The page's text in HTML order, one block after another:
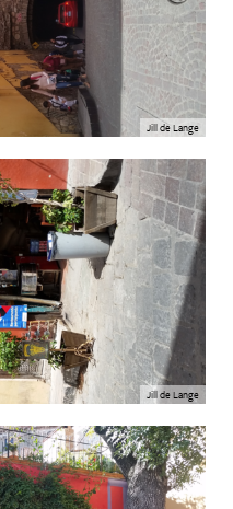
Jill de Lange
Jill de Lange